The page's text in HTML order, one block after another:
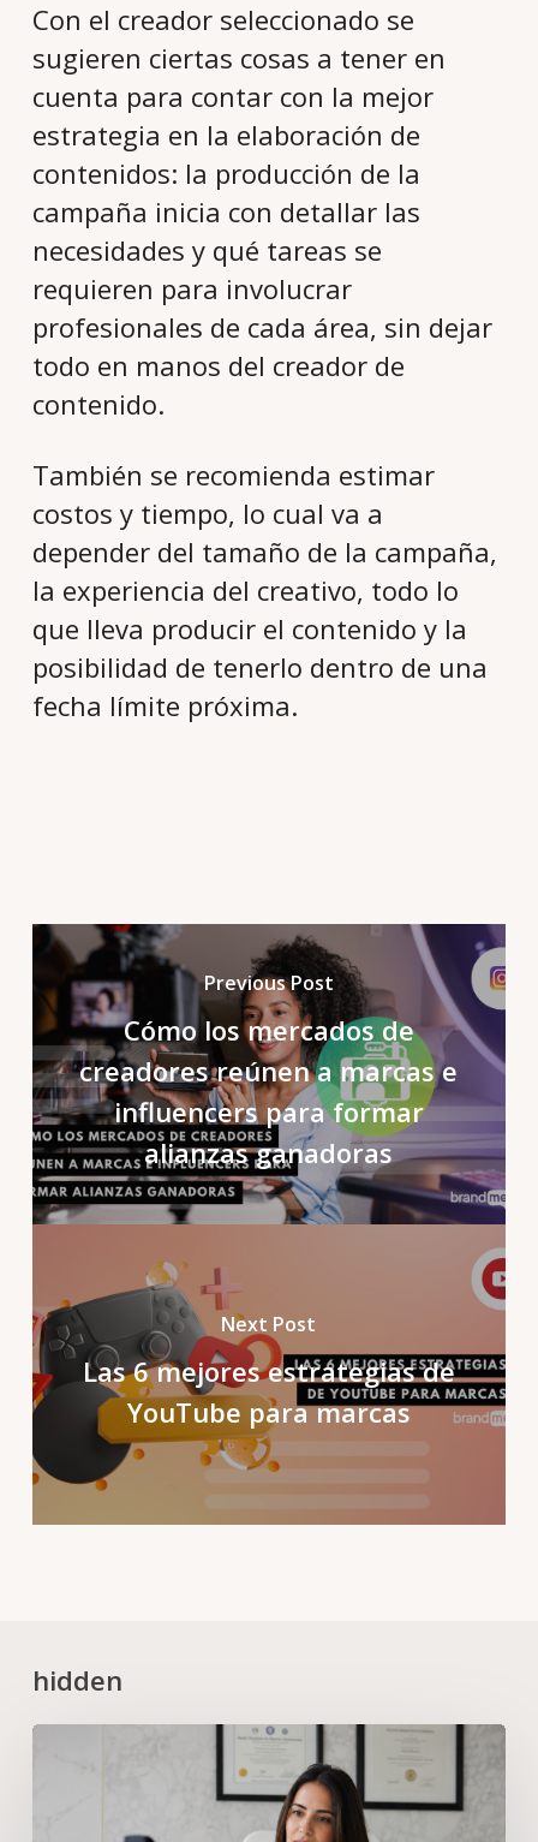
Con el creador seleccionado se
sugieren ciertas cosas a tener en
cuenta para contar con la mejor
estrategia en la elaboración de
contenidos: la producción de la
campaña inicia con detallar las
necesidades y qué tareas se
requieren para involucrar
profesionales de cada área, sin dejar
todo en manos del creador de
contenido.
También se recomienda estimar
costos y tiempo, lo cual va a
depender del tamaño de la campaña,
la experiencia del creativo, todo lo
que lleva producir el contenido y la
posibilidad de tenerlo dentro de una
fecha límite próxima.
Previous Post
Cómo los mercados de
creadores reúnen a marcas e
influencers para formar
alianzas ganadoras
Next Post
Las 6 mejores estrategias de
YouTube para marcas
hidden